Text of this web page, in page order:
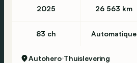
2025 26 563 km
83 ch Automatique
Autohero Thuislevering